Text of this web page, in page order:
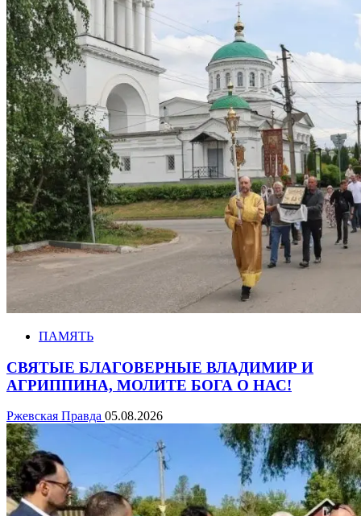
ПАМЯТЬ
СВЯТЫЕ БЛАГОВЕРНЫЕ ВЛАДИМИР И
АГРИППИНА, МОЛИТЕ БОГА О НАС!
Ржевская Правда 05.08.2026